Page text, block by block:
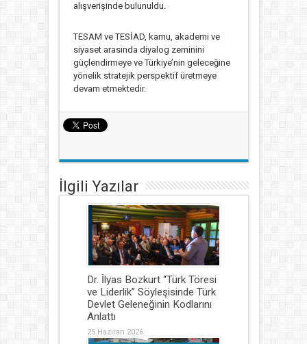
alışverişinde bulunuldu.
TESAM ve TESİAD, kamu, akademi ve
siyaset arasında diyalog zeminini
güçlendirmeye ve Türkiye’nin geleceğine
yönelik stratejik perspektif üretmeye
devam etmektedir.
İlgili Yazılar
Dr. İlyas Bozkurt “Türk Töresi
ve Liderlik” Söyleşisinde Türk
Devlet Geleneğinin Kodlarını
Anlattı
25 Haziran 2026